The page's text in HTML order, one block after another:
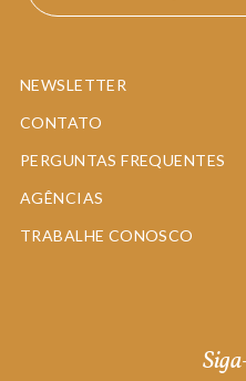
NEWSLETTER
CONTATO
PERGUNTAS FREQUENTES
AGÊNCIAS
TRABALHE CONOSCO